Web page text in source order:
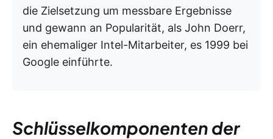
die Zielsetzung um messbare Ergebnisse
und gewann an Popularität, als John Doerr,
ein ehemaliger Intel-Mitarbeiter, es 1999 bei
Google einführte.
Schlüsselkomponenten der